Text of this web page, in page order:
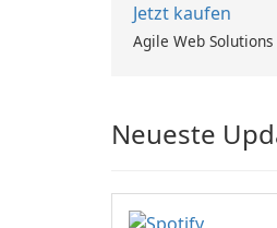
Jetzt kaufen
Agile Web Solutions
Neueste